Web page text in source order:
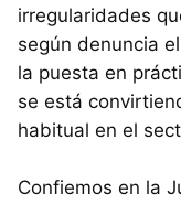
irregularidades
según denuncia
la puesta en
se está
habitual en el
Confiemos en la